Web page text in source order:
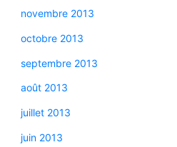
novembre 2013
octobre 2013
septembre 2013
août 2013
juillet 2013
juin 2013